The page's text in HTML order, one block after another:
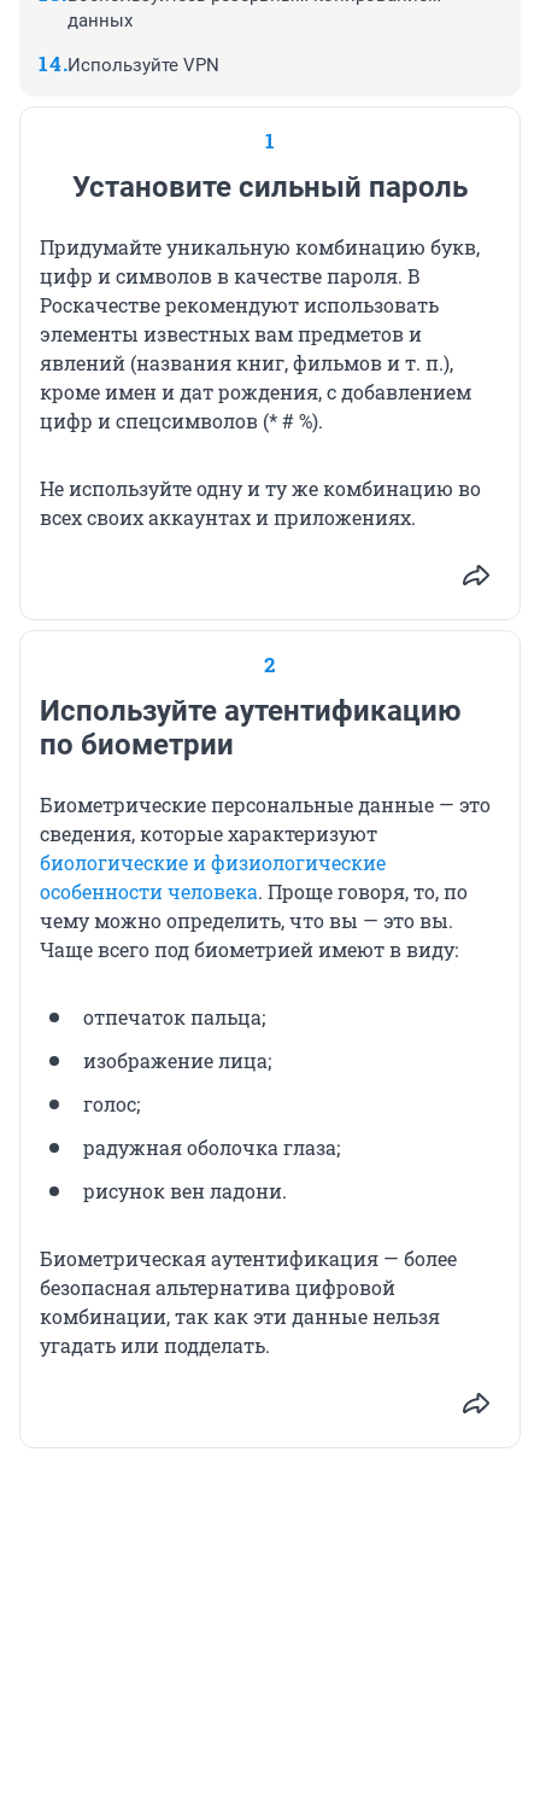
данных
Используйте VPN
1
Установите сильный пароль
Придумайте уникальную комбинацию букв,
цифр и символов в качестве пароля. В
Роскачестве рекомендуют использовать
элементы известных вам предметов и
явлений (названия книг, фильмов и т. п.),
кроме имен и дат рождения, с добавлением
цифр и спецсимволов (* # %).
Не используйте одну и ту же комбинацию во
всех своих аккаунтах и приложениях.
2
Используйте аутентификацию
по биометрии
Биометрические персональные данные — это
сведения, которые характеризуют
биологические и физиологические
особенности человека. Проще говоря, то, по
чему можно определить, что вы — это вы.
Чаще всего под биометрией имеют в виду:
отпечаток пальца;
изображение лица;
голос;
радужная оболочка глаза;
рисунок вен ладони.
Биометрическая аутентификация — более
безопасная альтернатива цифровой
комбинации, так как эти данные нельзя
угадать или подделать.